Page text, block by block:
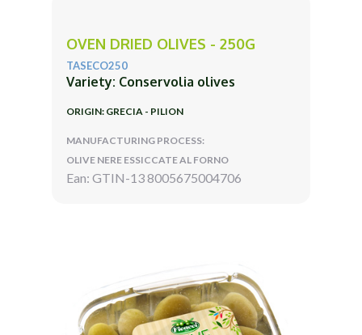
OVEN DRIED OLIVES - 250G
TASECO250
Variety: Conservolia olives
ORIGIN: GRECIA - PILION
MANUFACTURING PROCESS:
OLIVE NERE ESSICCATE AL FORNO
Ean: GTIN-13 8005675004706